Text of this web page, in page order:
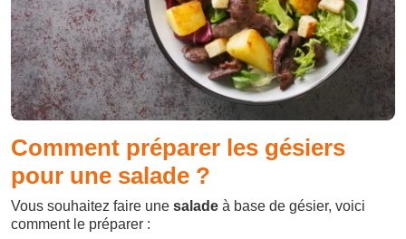
Comment préparer les gésiers
pour une salade ?
Vous souhaitez faire une salade à base de gésier, voici
comment le préparer :